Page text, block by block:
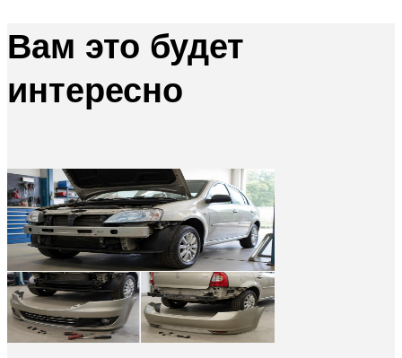
Вам это будет
интересно